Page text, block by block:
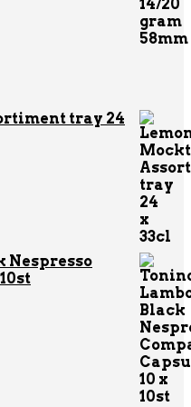
tray 24
Nespresso